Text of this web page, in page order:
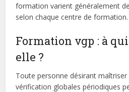
formation varient généralement
selon chaque centre de formation.
Formation vgp : à qui
elle ?
Toute personne désirant maîtriser
vérification globales périodiques